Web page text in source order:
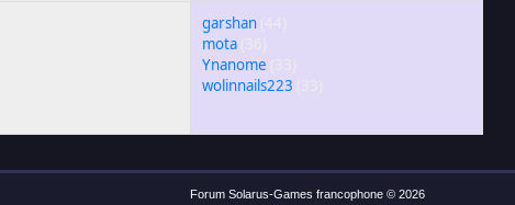
garshan
mota
Ynanome
wolinnails223
Forum Solarus-Games francophone © 2026